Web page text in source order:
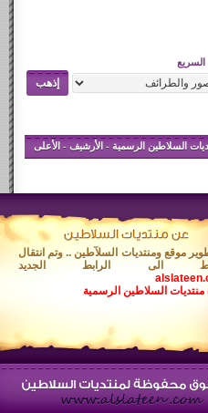
السريع
السلاطين الرسمية- الأرشيف- الأعلى
موقع ومنتديات السلآطين .. وتم انتقال
الى الرابط الجديد
منتديات السلاطين الرسمية